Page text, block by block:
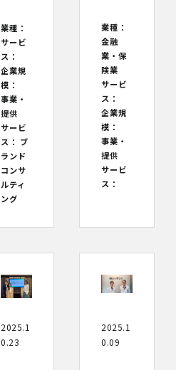
業種：
サービ
ス：
企業規
模：
事業・
提供
サービ
ス： ブ
ランド
コンサ
ルティ
ング
業種：
金融
業・保
険業
サービ
ス：
企業規
模：
事業・
提供
サービ
ス：
2025.1
0.23
2025.1
0.09